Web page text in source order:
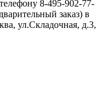
8-495-902-77-
заказ) в
ул.Складочная, д.3,